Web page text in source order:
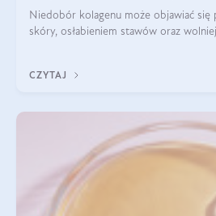
Niedobór kolagenu może objawiać się
skóry, osłabieniem stawów oraz
osłabienie włosów.
CZYTAJ